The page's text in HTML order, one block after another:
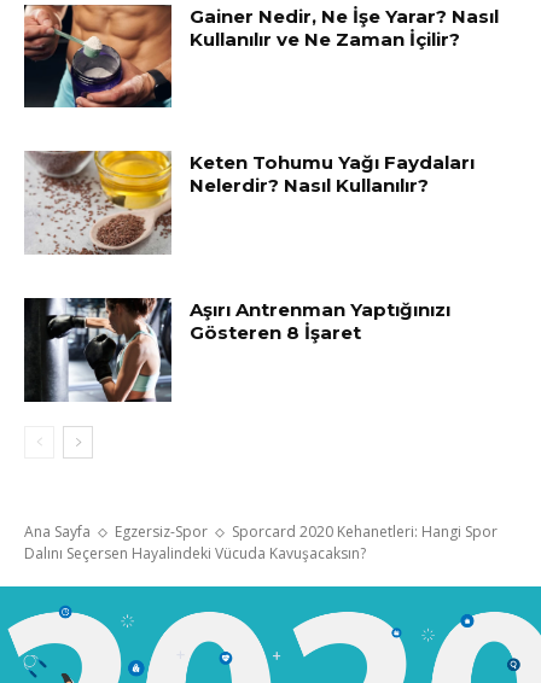
Gainer Nedir, Ne İşe Yarar? Nasıl
Kullanılır ve Ne Zaman İçilir?
Keten Tohumu Yağı Faydaları
Nelerdir? Nasıl Kullanılır?
Aşırı Antrenman Yaptığınızı
Gösteren 8 İşaret